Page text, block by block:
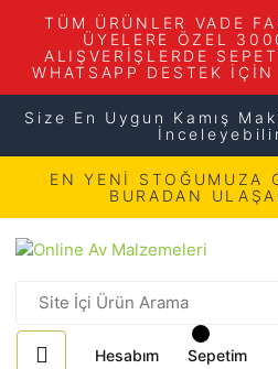
TÜM ÜRÜNLER VADE
ÜYELERE ÖZEL
ALIŞVERİŞLERDE
WHATSAPP DESTEK
Size En Uygun Kamış
EN YENİ STOĞUMUZA
BURADAN
Hesabım Sepetim